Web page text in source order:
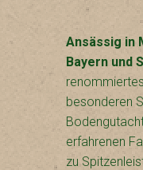
Ansässig in
Bayern und
besonderen
erfahrenen
zu